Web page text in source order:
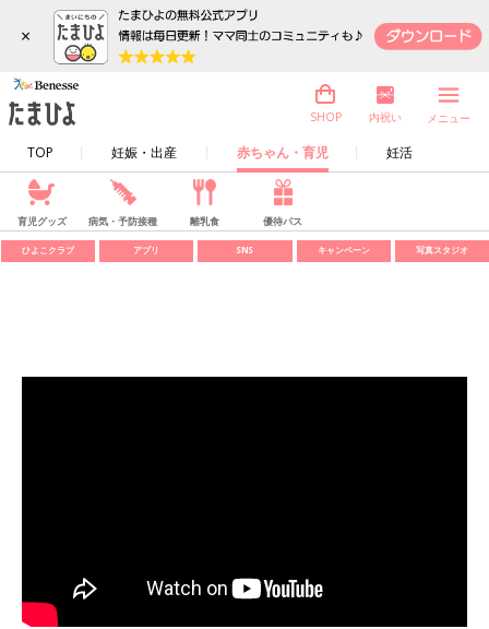
×
TOP 妊娠・出産 赤ちゃん・育児 妊活
SHOP 内祝い メニュー
育児グッズ 病気・予防接種 離乳食 優待パス
ひよこクラブ アプリ SNS キャンペーン 写真スタジオ